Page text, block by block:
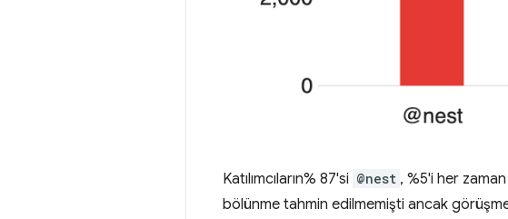
Katılımcıların% 87'si @nest , %5'i her zaman
bölünme tahmin edilmemişti ancak